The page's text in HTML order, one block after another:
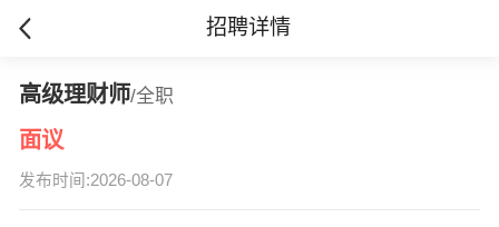
招聘详情
高级理财师/全职
面议
发布时间:2026-08-07